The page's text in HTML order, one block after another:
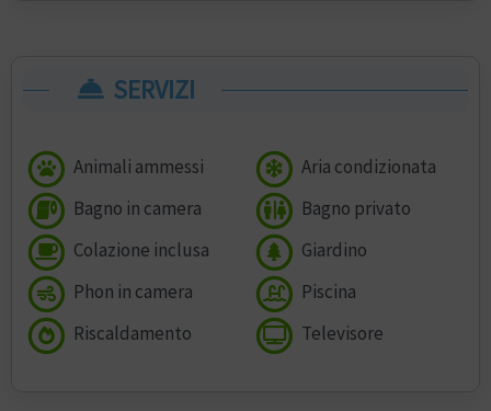
SERVIZI
Animali ammessi
Aria condizionata
Bagno in camera
Bagno privato
Colazione inclusa
Giardino
Phon in camera
Piscina
Riscaldamento
Televisore